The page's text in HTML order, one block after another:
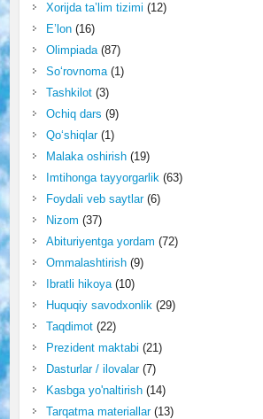
Xorijda ta’lim tizimi (12)
E’lon(16)
Olimpiada(87)
So‘rovnoma(1)
Tashkilot(3)
Ochiq dars (9)
Qo‘shiqlar(1)
Malaka oshirish(19)
Imtihonga tayyorgarlik (63)
Foydali veb saytlar(6)
Nizom (37)
Abituriyentga yordam (72)
Ommalashtirish(9)
Ibratli hikoya(10)
Huquqiy savodxonlik (29)
Taqdimot(22)
Prezident maktabi (21)
Dasturlar / ilovalar(7)
Kasbga yo'naltirish(14)
Tarqatma materiallar(13)